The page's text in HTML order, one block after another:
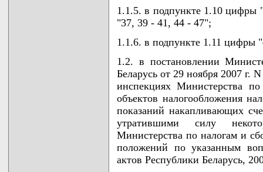
1.1.5. в подпункте 1.10 цифры
"37, 39 - 41, 44 - 47";
1.1.6. в подпункте 1.11 цифры
1.2. в постановлении
Беларусь от 29 ноября 2007 г.
инспекциях Министерства
объектов налогообложения
показаний накапливающих
утратившими силу
Министерства по налогам и
положений по указанным
актов Республики Беларусь,